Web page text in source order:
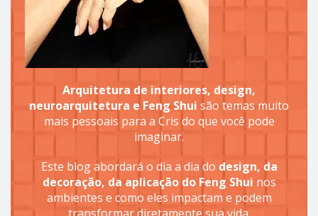
Arquitetura de interiores, design,
neuroarquitetura e Feng Shui são temas muito
mais pessoais para a Cris do que você pode
imaginar.
Este blog abordará o dia a dia do design, da
decoração, da aplicação do Feng Shui nos
ambientes e como eles impactam e podem